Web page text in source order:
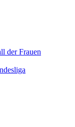
der Frauen